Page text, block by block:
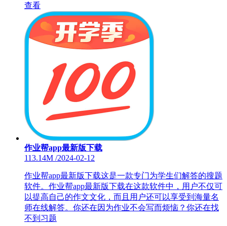
查看
作业帮app最新版下载
113.14M /2024-02-12
作业帮app最新版下载这是一款专门为学生们解答的搜题
软件。作业帮app最新版下载在这款软件中，用户不仅可
以提高自己的作文文化，而且用户还可以享受到海量名
师在线解答。你还在因为作业不会写而烦恼？你还在找
不到习题